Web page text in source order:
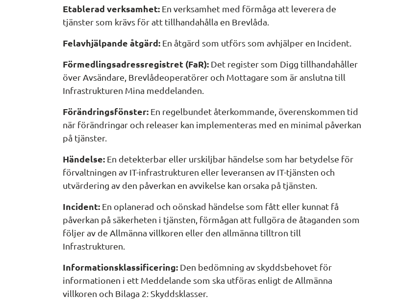
Etablerad verksamhet: En verksamhet med förmåga att leverera de
tjänster som krävs för att tillhandahålla en Brevlåda.
Felavhjälpande åtgärd: En åtgärd som utförs som avhjälper en Incident.
Förmedlingsadressregistret (FaR): Det register som Digg tillhandahåller
över Avsändare, Brevlådeoperatörer och Mottagare som är anslutna till
Infrastrukturen Mina meddelanden.
Förändringsfönster: En regelbundet återkommande, överenskommen tid
när förändringar och releaser kan implementeras med en minimal påverkan
på tjänster.
Händelse: En detekterbar eller urskiljbar händelse som har betydelse för
förvaltningen av IT-infrastrukturen eller leveransen av IT-tjänsten och
utvärdering av den påverkan en avvikelse kan orsaka på tjänsten.
Incident: En oplanerad och oönskad händelse som fått eller kunnat få
påverkan på säkerheten i tjänsten, förmågan att fullgöra de åtaganden som
följer av de Allmänna villkoren eller den allmänna tilltron till
Infrastrukturen.
Informationsklassificering: Den bedömning av skyddsbehovet för
informationen i ett Meddelande som ska utföras enligt de Allmänna
villkoren och Bilaga 2: Skyddsklasser.